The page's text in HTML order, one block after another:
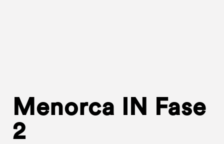
Menorca IN Fase
2